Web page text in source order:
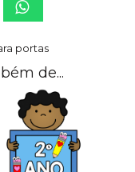
portas
de...